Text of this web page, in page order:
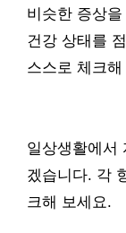
비슷한 증상
건강 상태를
스스로 체크
일상생활에서
겠습니다. 각
크해 보세요.